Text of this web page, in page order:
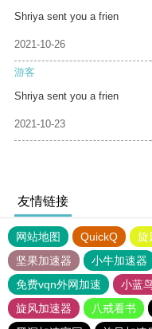
Shriya sent you a frien
2021-10-26
游客
Shriya sent you a frien
2021-10-23
友情链接
网站地图 QuickQ 旋
坚果加速器
小牛加速器
免费vqn外网加速
小蓝
旋风加速器
八戒看书